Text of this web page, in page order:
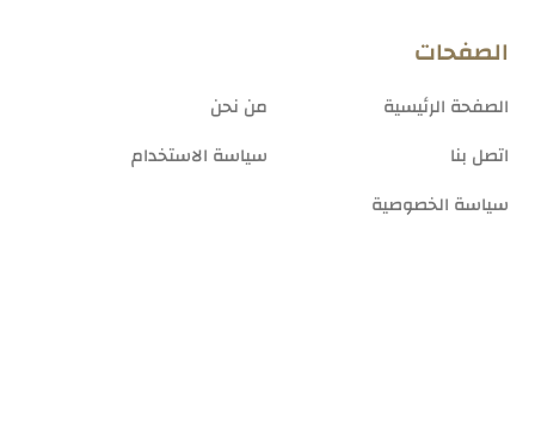
الصفحات
الصفحة الرئيسية
من نحن
اتصل بنا
سياسة الاستخدام
سياسة الخصوصية